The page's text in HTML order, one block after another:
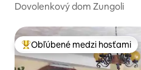
Dovolenkový dom Zungoli
Najobľúbenejšie medzi hosťami
Obľúbené medzi hosťami